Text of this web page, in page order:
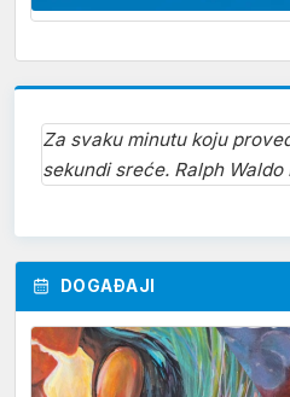
Za svaku minutu koju
sekundi sreće. Ralph Waldo
DOGAĐAJI